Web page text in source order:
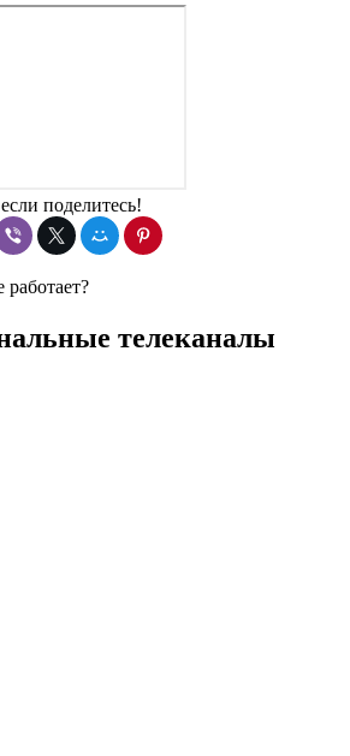
поделитесь!
работает?
телеканалы